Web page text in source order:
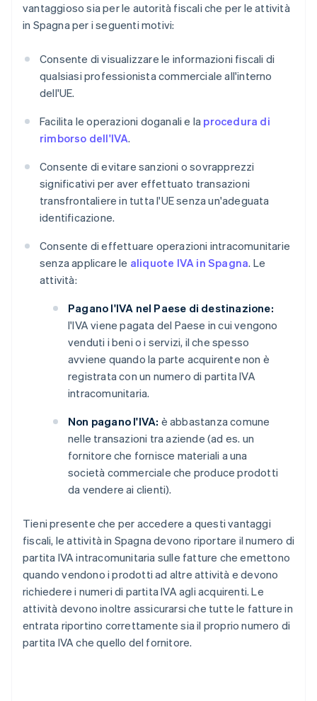
vantaggioso sia per le autorità fiscali che per le attività
in Spagna per i seguenti motivi:
Consente di visualizzare le informazioni fiscali di
qualsiasi professionista commerciale all'interno
dell'UE.
Facilita le operazioni doganali e la procedura di
rimborso dell'IVA.
Consente di evitare sanzioni o sovrapprezzi
significativi per aver effettuato transazioni
transfrontaliere in tutta l'UE senza un'adeguata
identificazione.
Consente di effettuare operazioni intracomunitarie
senza applicare le aliquote IVA in Spagna. Le
attività:
Pagano l'IVA nel Paese di destinazione:
l'IVA viene pagata del Paese in cui vengono
venduti i beni o i servizi, il che spesso
avviene quando la parte acquirente non è
registrata con un numero di partita IVA
intracomunitaria.
Non pagano l'IVA: è abbastanza comune
nelle transazioni tra aziende (ad es. un
fornitore che fornisce materiali a una
società commerciale che produce prodotti
da vendere ai clienti).
Tieni presente che per accedere a questi vantaggi
fiscali, le attività in Spagna devono riportare il numero di
partita IVA intracomunitaria sulle fatture che emettono
quando vendono i prodotti ad altre attività e devono
richiedere i numeri di partita IVA agli acquirenti. Le
attività devono inoltre assicurarsi che tutte le fatture in
entrata riportino correttamente sia il proprio numero di
partita IVA che quello del fornitore.